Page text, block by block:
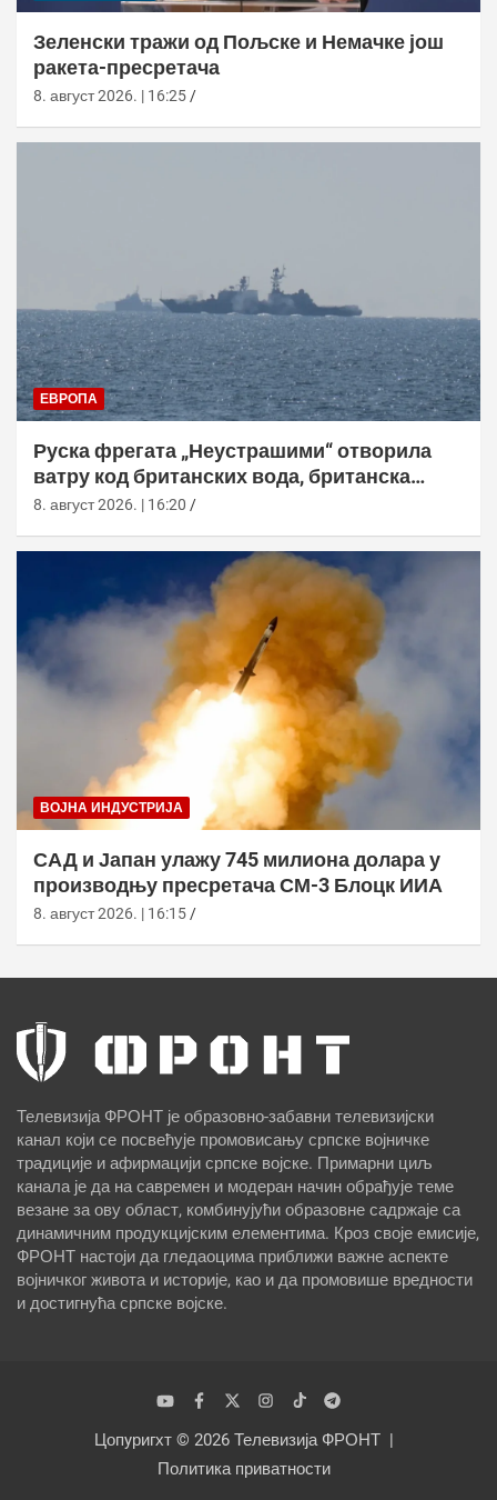
Зеленски тражи од Пољске и Немачке још
ракета-пресретача
8. август 2026. | 16:25
ЕВРОПА
Руска фрегата „Неустрашими“ отворила
ватру код британских вода, британска
морнарица појачала праћење
8. август 2026. | 16:20
ВОЈНА ИНДУСТРИЈА
САД и Јапан улажу 745 милиона долара у
производњу пресретача СМ-3 Блоцк ИИА
8. август 2026. | 16:15
Телевизија ФРОНТ је образовно-забавни телевизијски
канал који се посвећује промовисању српске војничке
традиције и афирмацији српске војске. Примарни циљ
канала је да на савремен и модеран начин обрађује теме
везане за ову област, комбинујући образовне садржаје са
динамичним продукцијским елементима. Кроз своје емисије,
ФРОНТ настоји да гледаоцима приближи важне аспекте
војничког живота и историје, као и да промовише вредности
и достигнућа српске војске.
Цопyригхт © 2026 Телевизија ФРОНТ
Политика приватности